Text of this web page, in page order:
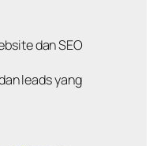
dan SEO
leads yang